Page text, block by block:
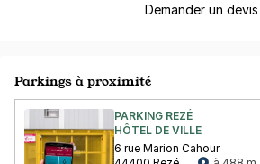
Demander un devis
Parkings à proximité
PARKING REZÉ
HÔTEL DE VILLE
6 rue Marion Cahour